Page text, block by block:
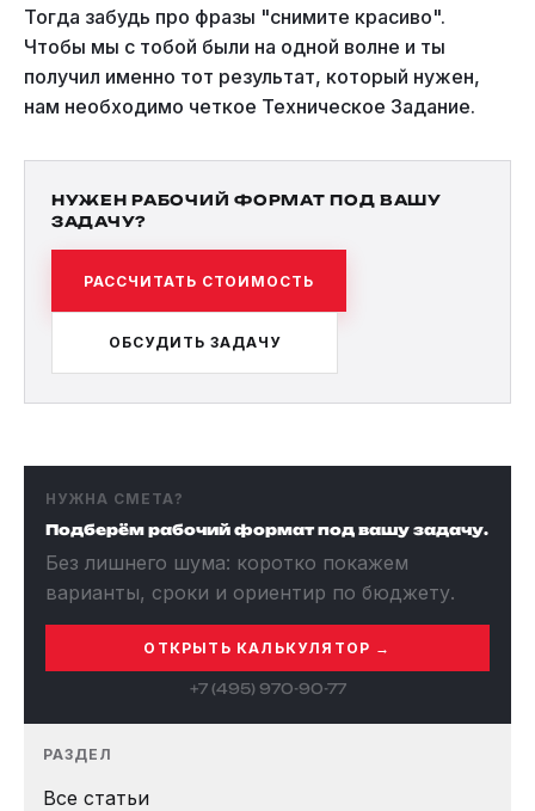
Тогда забудь про фразы "снимите красиво".
Чтобы мы с тобой были на одной волне и ты
получил именно тот результат, который нужен,
нам необходимо четкое Техническое Задание.
НУЖЕН РАБОЧИЙ ФОРМАТ ПОД ВАШУ
ЗАДАЧУ?
РАССЧИТАТЬ СТОИМОСТЬ
ОБСУДИТЬ ЗАДАЧУ
НУЖНА СМЕТА?
Подберём рабочий формат под вашу задачу.
Без лишнего шума: коротко покажем
варианты, сроки и ориентир по бюджету.
ОТКРЫТЬ КАЛЬКУЛЯТОР →
+7 (495) 970-90-77
РАЗДЕЛ
Все статьи